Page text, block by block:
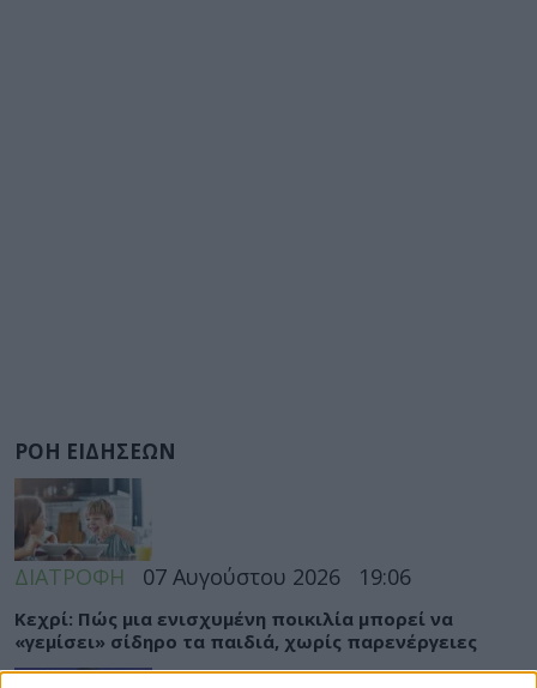
ΡΟΗ ΕΙΔΗΣΕΩΝ
ΔΙΑΤΡΟΦΗ 07 Αυγούστου 2026 19:06
Κεχρί: Πώς μια ενισχυμένη ποικιλία μπορεί να
«γεμίσει» σίδηρο τα παιδιά, χωρίς παρενέργειες